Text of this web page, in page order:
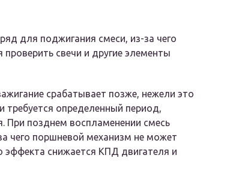
для поджигания смеси, из-за чего
свечи и другие элементы
срабатывает позже, нежели это
требуется определенный период,
При позднем воспламенении смесь
чего поршневой механизм не может
эффекта снижается КПД двигателя и